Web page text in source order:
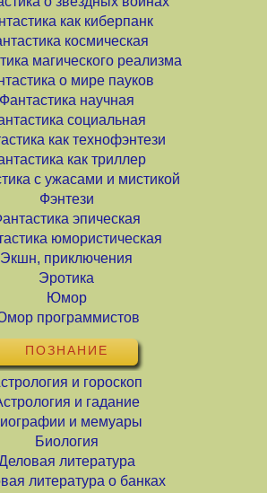
как киберпанк
космическая
магического реализма
о мире пауков
Фантастика научная
социальная
как технофэнтези
как триллер
с ужасами и мистикой
Фэнтези
эпическая
юмористическая
Экшн, приключения
Эротика
Юмор
программистов
ПОЗНАНИЕ
и гороскоп
и гадание
и мемуары
Биология
литература
литература о банках